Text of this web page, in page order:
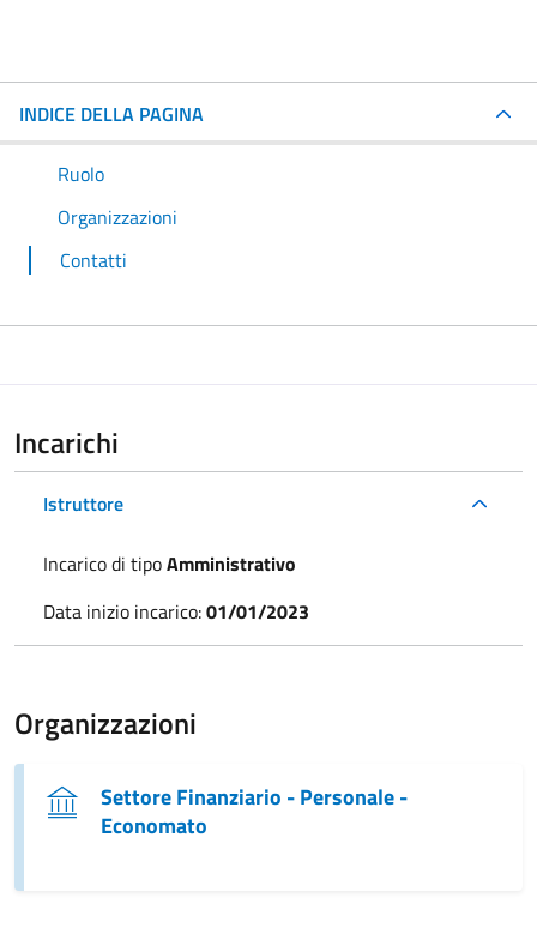
INDICE DELLA PAGINA
Ruolo
Organizzazioni
Contatti
Incarichi
Istruttore
Incarico di tipoAmministrativo
Data inizio incarico:01/01/2023
Organizzazioni
Settore Finanziario - Personale -
Economato